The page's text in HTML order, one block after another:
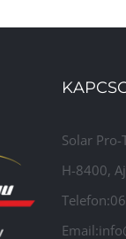
Solar Pro-
H-8400,